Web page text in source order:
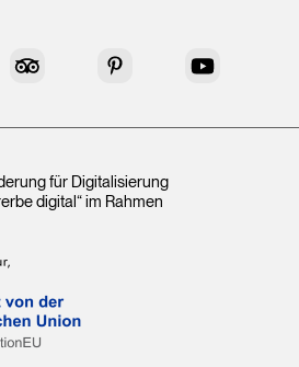
Tripadvisor Pinterest YouTube
für Digitalisierung
digital“ im Rahmen